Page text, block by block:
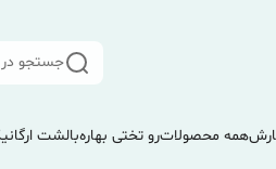
جستجو
همه محصولاترو تختی بهارهبالشت